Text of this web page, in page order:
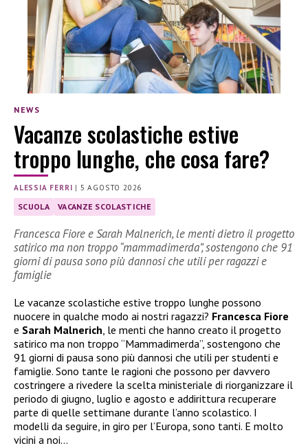
NEWS
Vacanze scolastiche estive
troppo lunghe, che cosa fare?
ALESSIA FERRI | 5 AGOSTO 2026
SCUOLA VACANZE SCOLASTICHE
Francesca Fiore e Sarah Malnerich, le menti dietro il progetto
satirico ma non troppo “mammadimerda”, sostengono che 91
giorni di pausa sono più dannosi che utili per ragazzi e
famiglie
Le vacanze scolastiche estive troppo lunghe possono
nuocere in qualche modo ai nostri ragazzi? Francesca Fiore
e Sarah Malnerich, le menti che hanno creato il progetto
satirico ma non troppo “Mammadimerda”, sostengono che
91 giorni di pausa sono più dannosi che utili per studenti e
famiglie. Sono tante le ragioni che possono per davvero
costringere a rivedere la scelta ministeriale di riorganizzare il
periodo di giugno, luglio e agosto e addirittura recuperare
parte di quelle settimane durante l’anno scolastico. I
modelli da seguire, in giro per l’Europa, sono tanti. E molto
vicini a noi…